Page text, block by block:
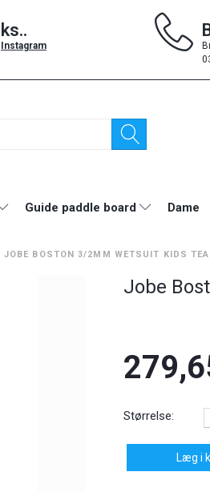
Instagram
Guide paddle board Dame
JOBE BOSTON 3/2MM WETSUIT KIDS
Jobe
Størrelse:
Læg i